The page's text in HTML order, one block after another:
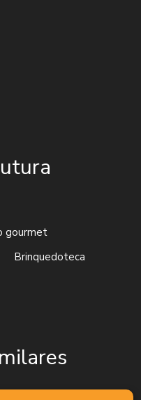
gourmet
Brinquedoteca